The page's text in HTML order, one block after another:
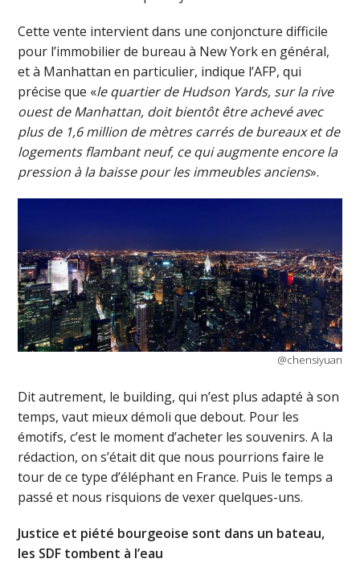
Cette vente intervient dans une conjoncture difficile
pour l’immobilier de bureau à New York en général,
et à Manhattan en particulier, indique l’AFP, qui
précise que «le quartier de Hudson Yards, sur la rive
ouest de Manhattan, doit bientôt être achevé avec
plus de 1,6 million de mètres carrés de bureaux et de
logements flambant neuf, ce qui augmente encore la
pression à la baisse pour les immeubles anciens».
@chensiyuan
Dit autrement, le building, qui n’est plus adapté à son
temps, vaut mieux démoli que debout. Pour les
émotifs, c’est le moment d’acheter les souvenirs. A la
rédaction, on s’était dit que nous pourrions faire le
tour de ce type d’éléphant en France. Puis le temps a
passé et nous risquions de vexer quelques-uns.
Justice et piété bourgeoise sont dans un bateau,
les SDF tombent à l’eau